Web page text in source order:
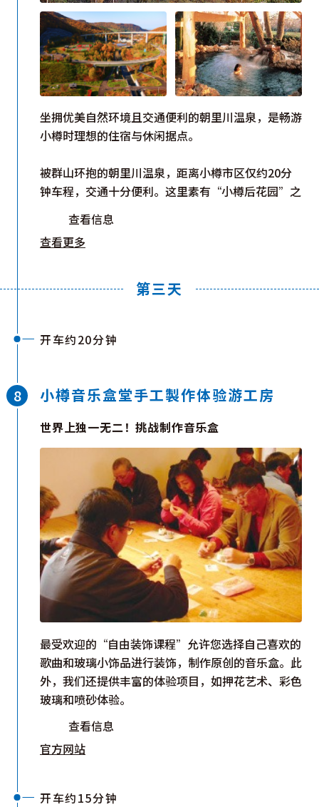
坐拥优美自然环境且交通便利的朝里川温泉，是畅游
小樽时理想的住宿与休闲据点。
被群山环抱的朝里川温泉，距离小樽市区仅约20分
钟车程，交通十分便利。这里素有“小樽后花园”之
称，多年来深受游客喜爱，是在观光行程之余放松身
心的好去处。远离市区的热闹喧嚣，走进大自然怀
抱，清新的空气与宁静的环境让人不由自主放慢脚
温泉区拥有丰富多样的住宿选择，包括传统温泉旅
松。四季分明的自然景观为旅程增添不同魅力，游客
通与宁静氛围的朝里川温泉，是感受北海道四季风情
查看信息
查看更多
第三天
开车约20分钟
小樽音乐盒堂手工製作体验游工房
世界上独一无二！挑战制作音乐盒
最受欢迎的“自由装饰课程”允许您选择自己喜欢的
歌曲和玻璃小饰品进行装饰，制作原创的音乐盒。此
外，我们还提供丰富的体验项目，如押花艺术、彩色
玻璃和喷砂体验。
查看信息
官方网站
开车约15分钟